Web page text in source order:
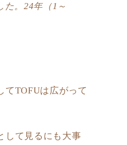
。24年（1～
てTOFUは広がって
して見るにも大事